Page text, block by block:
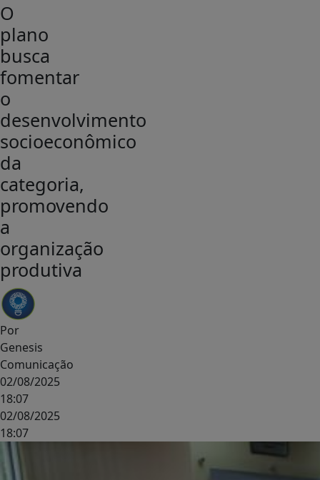
O
plano
busca
fomentar
o
desenvolvimento
socioeconômico
da
categoria,
promovendo
a
organização
produtiva
Por
Genesis
Comunicação
02/08/2025
18:07
02/08/2025
18:07